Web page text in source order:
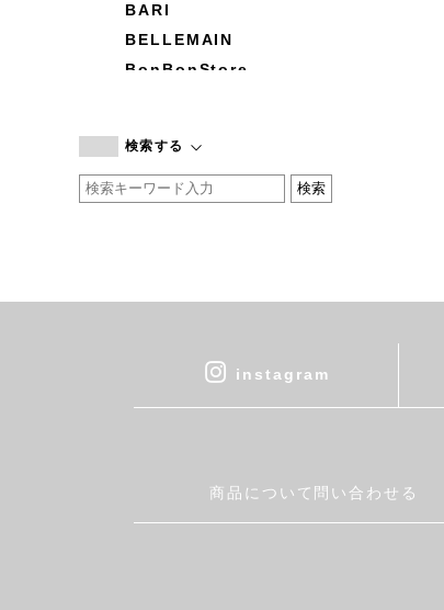
BARI
BELLEMAIN
BonBonStore
by basics
CATWORTH
cohan
DEAN & DELUCA
Fatima Morocco
検索する
instagram
商品について問い合わせる